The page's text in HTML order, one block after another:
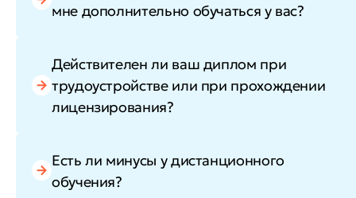
мне дополнительно обучаться у вас?
Действителен ли ваш диплом при
трудоустройстве или при прохождении
лицензирования?
Есть ли минусы у дистанционного
обучения?